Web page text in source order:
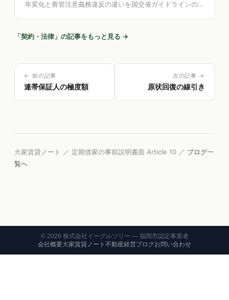
年変化と善管注意義務違反の違いを国交省ガイドラインの
「契約・法律 」の記事をもっと見る →
← 前の記事
連帯保証人の極度額
次の記事 →
原状回復の線引き
大家賃貸ノート ／ 定期借家の事前説明書面 Article 10 ／ ブログ一
覧へ
© 2026 株式会社イーグルツリー — 福岡市認定事業者
会社概要大家賃貸ノート 不動産経営ブログお問い合わせ